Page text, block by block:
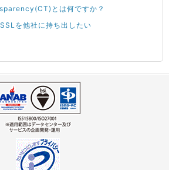
とは何ですか？
を他社に持ち出したい